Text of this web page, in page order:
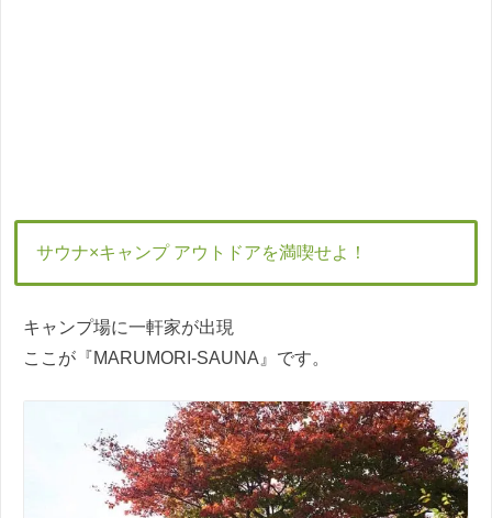
サウナ×キャンプ アウトドアを満喫せよ！
キャンプ場に一軒家が出現
ここが『MARUMORI-SAUNA』です。